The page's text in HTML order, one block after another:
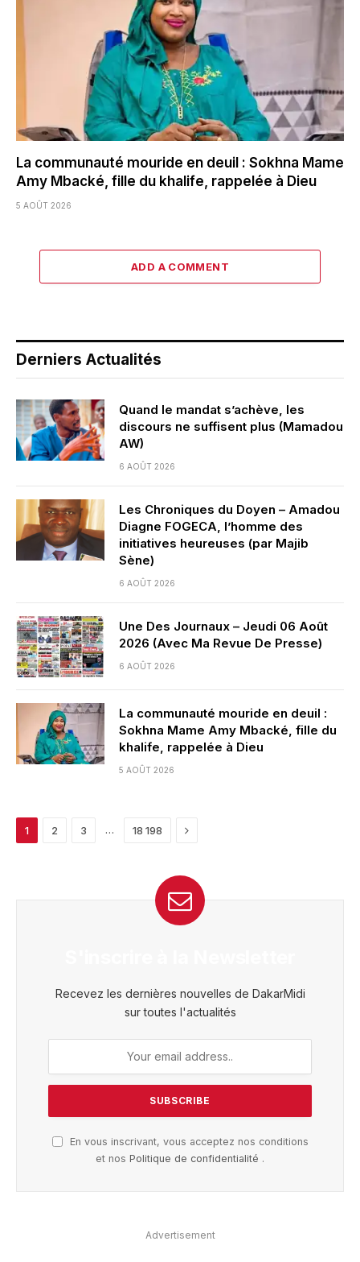
La communauté mouride en deuil : Sokhna Mame
Amy Mbacké, fille du khalife, rappelée à Dieu
5 AOÛT 2026
ADD A COMMENT
Derniers Actualités
Quand le mandat s’achève, les
discours ne suffisent plus (Mamadou
AW)
6 AOÛT 2026
Les Chroniques du Doyen – Amadou
Diagne FOGECA, l’homme des
initiatives heureuses (par Majib
Sène)
6 AOÛT 2026
Une Des Journaux – Jeudi 06 Août
2026 (Avec Ma Revue De Presse)
6 AOÛT 2026
La communauté mouride en deuil :
Sokhna Mame Amy Mbacké, fille du
khalife, rappelée à Dieu
5 AOÛT 2026
1 2 3 … 18 198 Next
Recevez les dernières nouvelles de DakarMidi
sur toutes l'actualités
En vous inscrivant, vous acceptez nos conditions
et nos Politique de confidentialité .
Advertisement